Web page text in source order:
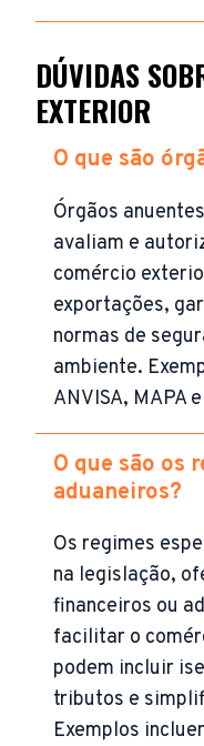
DÚVIDAS
EXTERIOR
O que são
Órgãos
avaliam e
comércio
exportações,
normas de
ambiente.
ANVISA, MAPA
O que são os
aduaneiros?
Os regimes
na legislação,
financeiros ou
facilitar o
podem incluir
tributos e
Exemplos